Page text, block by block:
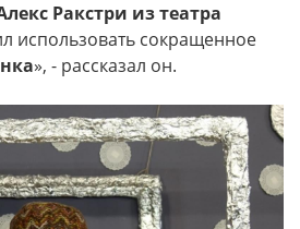
Ракстри из театра
использовать сокращенное
», - рассказал он.